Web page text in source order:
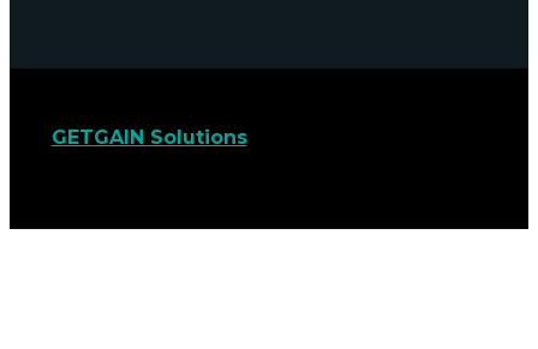
GETGAIN Solutions© 2022. Todos os direitos